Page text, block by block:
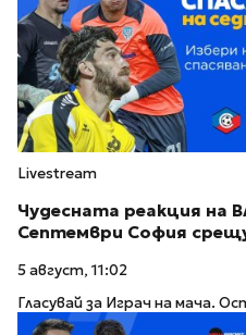
Livestream
Чудесната реакция на
Септември София
5 август, 11:02
Гласувай за Играч на мача.